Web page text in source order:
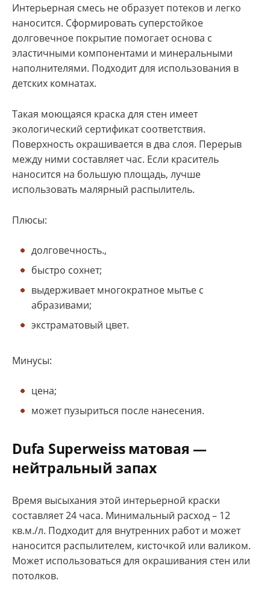
Интерьерная смесь не образует потеков и легко
наносится. Сформировать суперстойкое
долговечное покрытие помогает основа с
эластичными компонентами и минеральными
наполнителями. Подходит для использования в
детских комнатах.
Такая моющаяся краска для стен имеет
экологический сертификат соответствия.
Поверхность окрашивается в два слоя. Перерыв
между ними составляет час. Если краситель
наносится на большую площадь, лучше
использовать малярный распылитель.
Плюсы:
долговечность.,
быстро сохнет;
выдерживает многократное мытье с
абразивами;
экстраматовый цвет.
Минусы:
цена;
может пузыриться после нанесения.
Dufa Superweiss матовая —
нейтральный запах
Время высыхания этой интерьерной краски
составляет 24 часа. Минимальный расход – 12
кв.м./л. Подходит для внутренних работ и может
наносится распылителем, кисточкой или валиком.
Может использоваться для окрашивания стен или
потолков.